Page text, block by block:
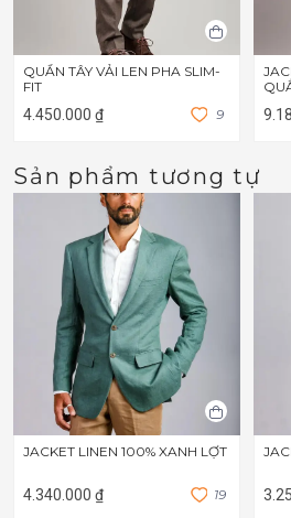
QUẦN TÂY VẢI LEN PHA SLIM-
FIT
4.450.000 ₫ 9
Sản phẩm tương tự
JACKET LINEN 100% XANH LỢT
4.340.000 ₫ 19